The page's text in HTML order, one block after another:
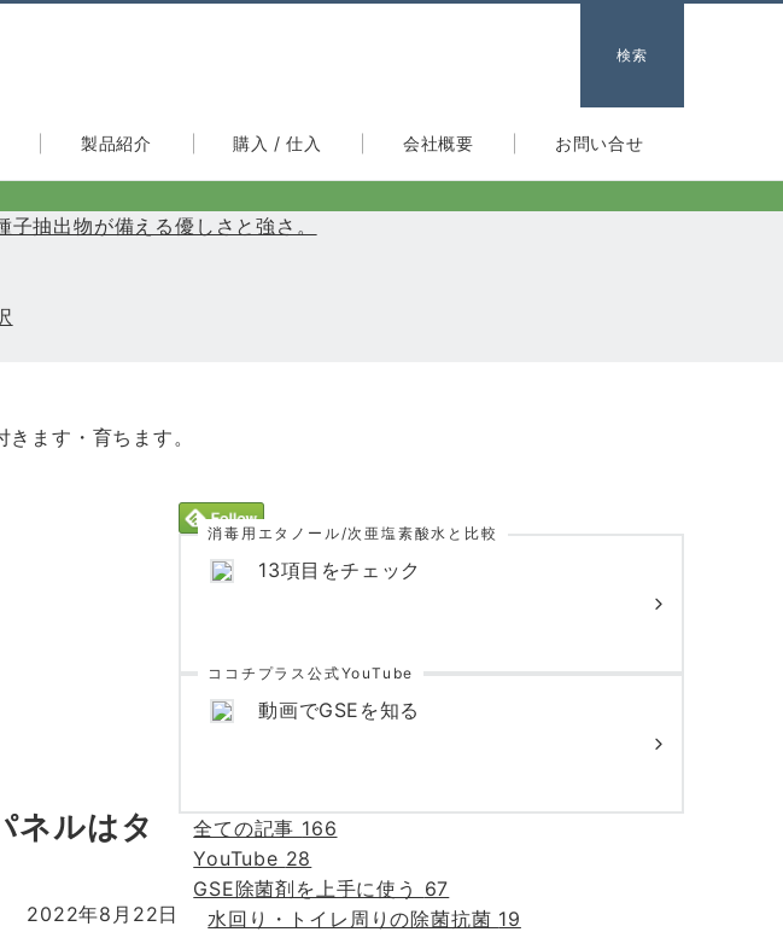
検索
製品紹介 購入 / 仕入 会社概要 お問い合せ
抽出物が備える優しさと強さ。
ます・育ちます。
ネルはタ
2022年8月22日
消毒用エタノール/次亜塩素酸水と比較
13項目をチェック
ココチプラス公式YouTube
動画でGSEを知る
全ての記事 166
YouTube 28
GSE除菌剤を上手に使う 67
水回り・トイレ周りの除菌抗菌 19